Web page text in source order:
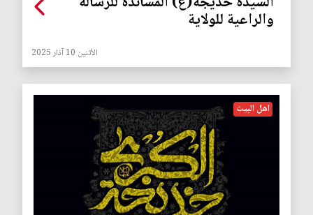
والراعية للولاية
الأثنين 10 آذار 2025
اهل البيت